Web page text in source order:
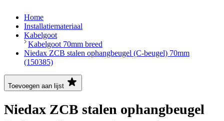
Home
Installatiemateriaal
Kabelgoot
Kabelgoot 70mm breed
Niedax ZCB stalen ophangbeugel (C-beugel) 70mm
(150385)
Toevoegen aan lijst
Niedax ZCB stalen ophangbeugel